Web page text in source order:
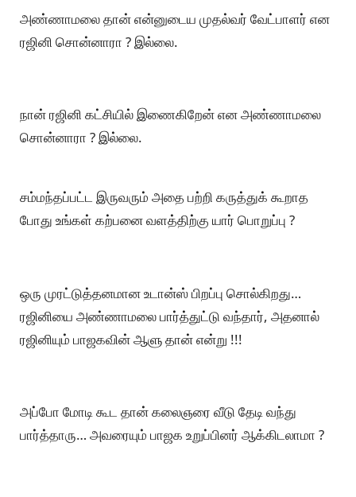
அண்ணாமலை தான் என்னுடைய முதல்வர் வேட்பாளர் என
ரஜினி சொன்னாரா ? இல்லை.
நான் ரஜினி கட்சியில் இணைகிறேன் என அண்ணாமலை
சொன்னாரா ? இல்லை.
சம்மந்தப்பட்ட இருவரும் அதை பற்றி கருத்துக் கூறாத
போது உங்கள் கற்பனை வளத்திற்கு யார் பொறுப்பு ?
ஒரு முரட்டுத்தனமான உடான்ஸ் பிறப்பு சொல்கிறது…
ரஜினியை அண்ணாமலை பார்த்துட்டு வந்தார், அதனால்
ரஜினியும் பாஜகவின் ஆளு தான் என்று !!!
அப்போ மோடி கூட தான் கலைஞரை வீடு தேடி வந்து
பார்த்தாரு… அவரையும் பாஜக உறுப்பினர் ஆக்கிடலாமா ?